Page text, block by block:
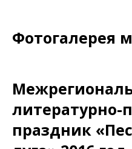
Фотогалерея
литературно-
праздник